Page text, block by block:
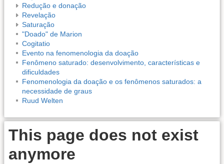
Redução e donação
Revelação
Saturação
"Doado" de Marion
Cogitatio
Evento na fenomenologia da doação
Fenômeno saturado: desenvolvimento, características e
dificuldades
Fenomenologia da doação e os fenômenos saturados: a
necessidade de graus
Ruud Welten
This page does not exist
anymore